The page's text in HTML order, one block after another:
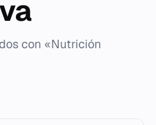
con «Nutrición